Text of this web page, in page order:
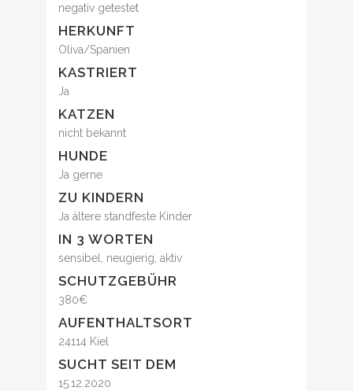
negativ getestet
HERKUNFT
Oliva/Spanien
KASTRIERT
Ja
KATZEN
nicht bekannt
HUNDE
Ja gerne
ZU KINDERN
Ja ältere standfeste Kinder
IN 3 WORTEN
sensibel, neugierig, aktiv
SCHUTZGEBÜHR
380€
AUFENTHALTSORT
24114 Kiel
SUCHT SEIT DEM
15.12.2020